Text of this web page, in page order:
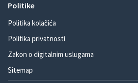
Politike
Politika kolačića
Politika privatnosti
Zakon o digitalnim uslugama
Sitemap